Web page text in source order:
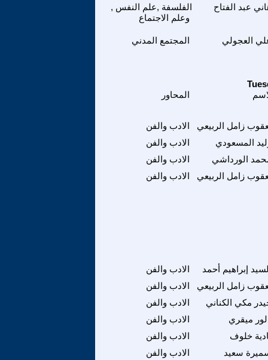
الفلسفة ,علم النفس ,
وعلم الاجتماع
عبد الفتاح
المجتمع المدني العجولي
الادب والفن
زامل الربيعي
الادب والفن
المسعودي
الادب والفن
الورداشي
الادب والفن
زامل الربيعي
الادب والفن
إبراهيم أحمد
الادب والفن
زامل الربيعي
الادب والفن
مكي الكناني
الادب والفن
ميقري
الادب والفن
خلوف
الادب والفن
سعيد